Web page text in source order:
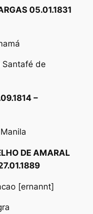
05.01.1831
Santafé de
–
DE AMARAL
[ernannt]